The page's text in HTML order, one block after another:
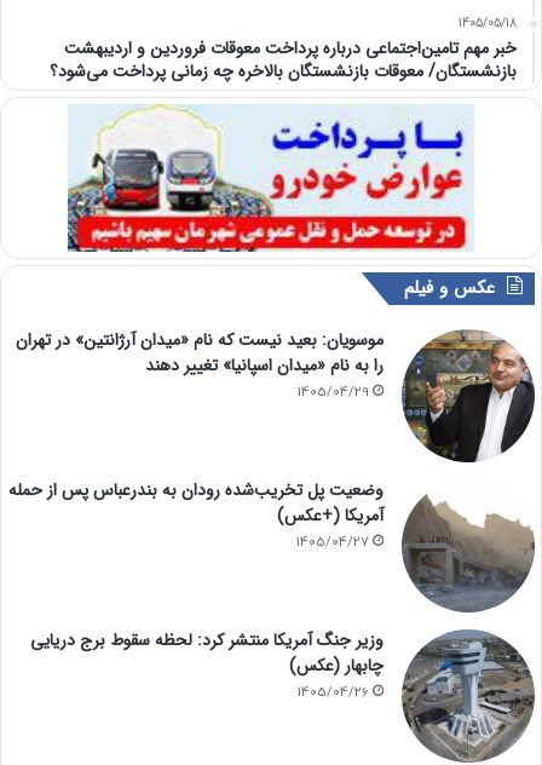
1405/05/18
خبر مهم تامین‌اجتماعی درباره پرداخت معوقات فروردین و اردیبهشت
بازنشستگان/ معوقات بازنشستگان بالاخره چه زمانی پرداخت می‌شود؟
عکس و فیلم
موسویان: بعید نیست که نام «میدان آرژانتین» در تهران
را به نام «میدان اسپانیا» تغییر دهند
1405/04/29
وضعیت پل تخریب‌شده رودان به بندرعباس پس از حمله
آمریکا (+عکس)
1405/04/27
وزیر جنگ آمریکا منتشر کرد: لحظه سقوط برج دریایی
چابهار (عکس)
1405/04/26